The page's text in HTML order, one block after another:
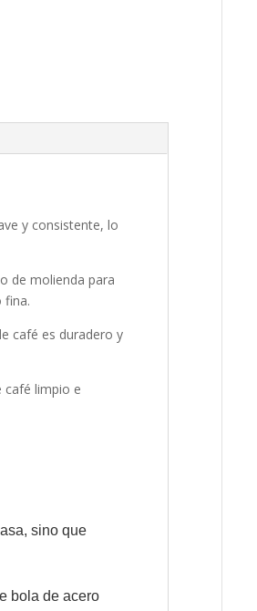
y consistente, lo
de molienda para
fina.
café es duradero y
café limpio e
sino que
bola de acero